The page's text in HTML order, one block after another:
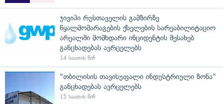
ჯივიპი რუსთაველის გამზირზე
წყალმომარაგების ქსელების სარეაბილიტაციო
არეალში მომხდარი ინციდენტის შესახებ
განცხადებას ავრცელებს
14 საათის წინ
"თბილისის თავისუფალი ინდუსტრიული ზონა"
განცხადებას ავრცელებს
15 საათის წინ